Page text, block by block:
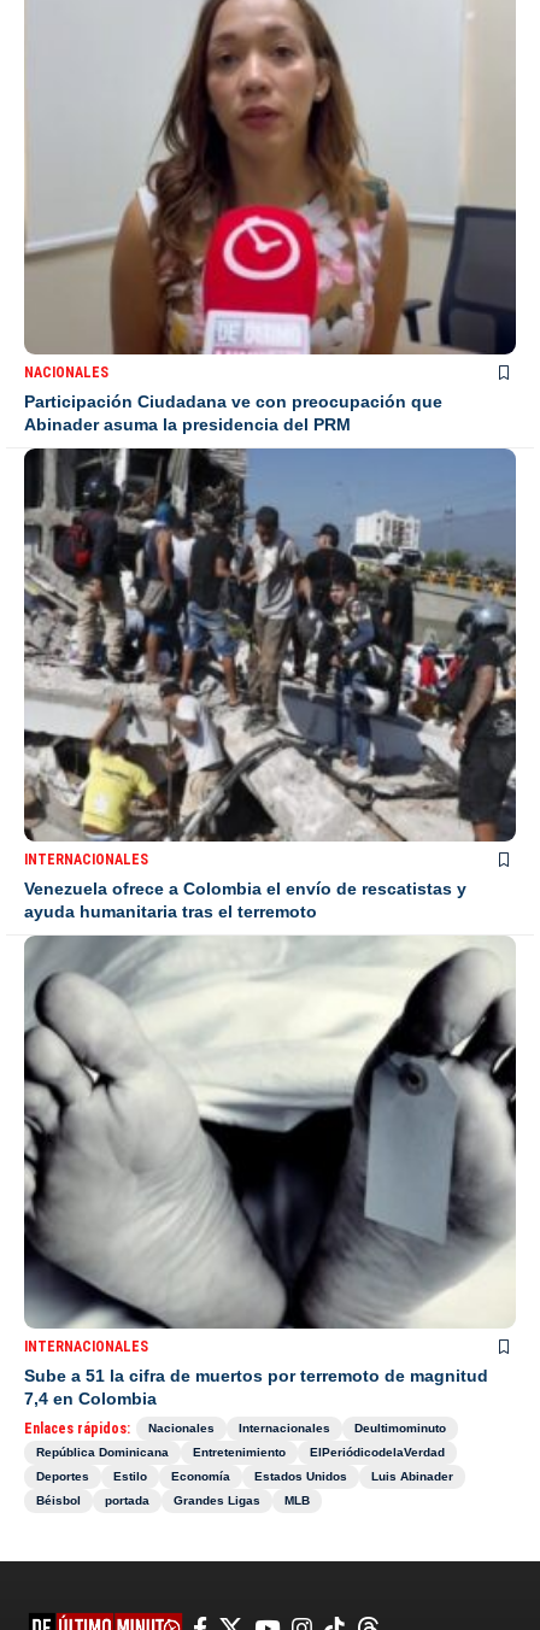
NACIONALES
Participación Ciudadana ve con preocupación que
Abinader asuma la presidencia del PRM
INTERNACIONALES
Venezuela ofrece a Colombia el envío de rescatistas y
ayuda humanitaria tras el terremoto
INTERNACIONALES
Sube a 51 la cifra de muertos por terremoto de magnitud
7,4 en Colombia
Enlaces rápidos: Nacionales Internacionales
Deultimominuto
República Dominicana
Entretenimiento
ElPeriódicodelaVerdad
Deportes
Estilo Economía Estados Unidos
Luis Abinader
Béisbol
portada Grandes Ligas MLB